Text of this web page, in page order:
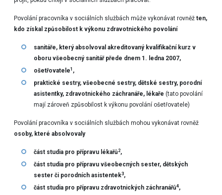
Povolání pracovníka v sociálních službách může vykonávat rovněžten,
kdo získal způsobilost k výkonu zdravotnického povolání
sanitáře, který absolvoval akreditovaný kvalifikační kurz v
oboru všeobecný sanitář přede dnem 1. ledna 2007,
ošetřovatele1 ,
praktické sestry, všeobecné sestry, dětské sestry, porodní
asistentky, zdravotnického záchranáře, lékaře (tato povolání
mají zároveň způsobilost k výkonu povolání ošetřovatele)
Povolání pracovníka v sociálních službách mohou vykonávat rovněž
osoby, které absolvovaly
část studia pro přípravu lékařů 2,
část studia pro přípravu všeobecných sester, dětských
sester či porodních asistentek3,
část studia pro přípravu zdravotnických záchranářů4,